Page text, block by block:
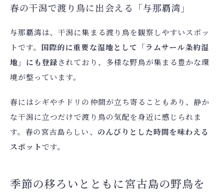
春の干潟で渡り鳥に出会える「与那覇湾」
与那覇湾は、干潟に集まる渡り鳥を観察しやすいスポッ
トです。 国際的に重要な湿地として「ラムサール条約湿
地」にも登録されており、多様な野鳥が集まる豊かな環
境が整っています。
春にはシギやチドリの仲間が立ち寄ることもあり、静か
な干潟に立つだけで渡り鳥の気配を身近に感じられま
す。春の宮古島らしい、 のんびりとした時間を味わえる
スポットです。
季節の移ろいとともに宮古島の野鳥を